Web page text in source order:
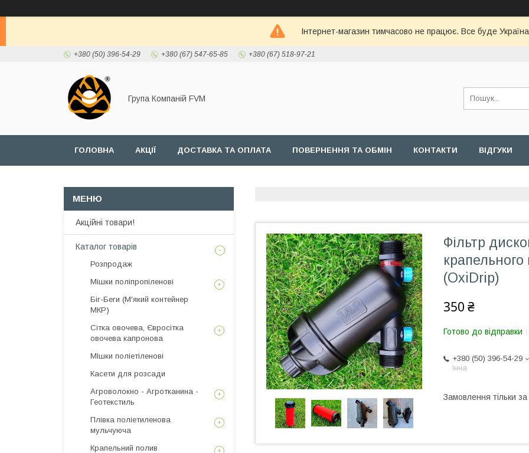
Інтернет-магазин тимчасово не працює. Все буде
+380 (50) 396-54-29 +380 (67) 547-65-85 +380 (67) 518-97-21
Група Компаній FVM
ГОЛОВНА АКЦІЇ ДОСТАВКА ТА ОПЛАТА ПОВЕРНЕННЯ ТА ОБМІН КОНТАКТИ ВІДГУКИ
Фільтр
(OxiDrip)
350 ₴
Готово до відправки
+380 (50) 396-54-29
Інна
Замовлення тільки
Акційні товари!
Каталог товарів
Розпродаж
Мішки поліпропіленові
Біг-Беги (М'який контейнер
МКР)
Сітка овочева, Євросітка
овочева капронова
МІшки поліетіленові
Касети для розсади
Агроволокно - Агротканина -
Геотекстиль
Плівка поліетиленова
мульчуюча
Крапельний полив